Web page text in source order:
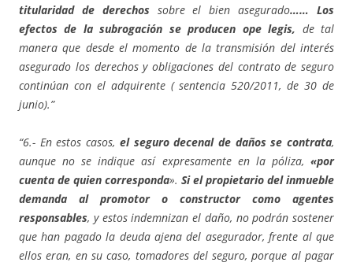
titularidad de derechos sobre el bien asegurado…… Los
efectos de la subrogación se producen ope legis, de tal
manera que desde el momento de la transmisión del interés
asegurado los derechos y obligaciones del contrato de seguro
continúan con el adquirente ( sentencia 520/2011, de 30 de
junio).”
“6.- En estos casos, el seguro decenal de daños se contrata,
aunque no se indique así expresamente en la póliza, «por
cuenta de quien corresponda». Si el propietario del inmueble
demanda al promotor o constructor como agentes
responsables, y estos indemnizan el daño, no podrán sostener
que han pagado la deuda ajena del asegurador, frente al que
ellos eran, en su caso, tomadores del seguro, porque al pagar